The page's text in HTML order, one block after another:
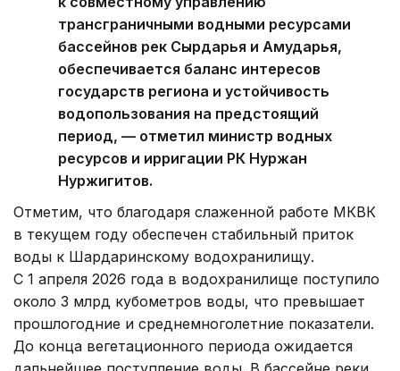
трансграничными водными ресурсами
бассейнов рек Сырдарья и Амударья,
обеспечивается баланс интересов
государств региона и устойчивость
водопользования на предстоящий
период, — отметил министр водных
ресурсов и ирригации РК Нуржан
Нуржигитов.
Отметим, что благодаря слаженной работе МКВК
в текущем году обеспечен стабильный приток
воды к Шардаринскому водохранилищу.
С 1 апреля 2026 года в водохранилище поступило
около 3 млрд кубометров воды, что превышает
прошлогодние и среднемноголетние показатели.
До конца вегетационного периода ожидается